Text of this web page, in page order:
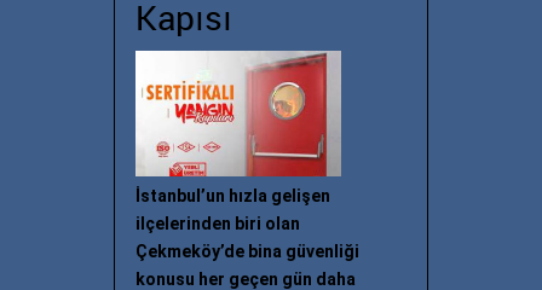
Kapısı
İstanbul’un hızla gelişen
ilçelerinden biri olan
Çekmeköy’de bina güvenliği
konusu her geçen gün daha